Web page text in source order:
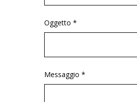
Oggetto *
Messaggio *